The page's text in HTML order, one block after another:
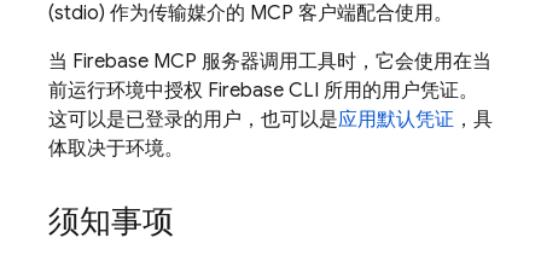
(stdio) 作为传输媒介的 MCP 客户端配合使用。
当 Firebase MCP 服务器调用工具时，它会使用在当
前运行环境中授权 Firebase CLI 所用的用户凭证。
这可以是已登录的用户，也可以是应用默认凭证 ，具
体取决于环境。
须知事项